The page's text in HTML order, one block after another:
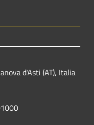
d'Asti (AT), Italia